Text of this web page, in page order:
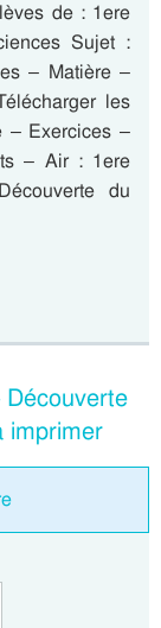
de : 1ere
Sujet :
– Matière –
les
– Exercices –
– Air : 1ere
du
imprimer